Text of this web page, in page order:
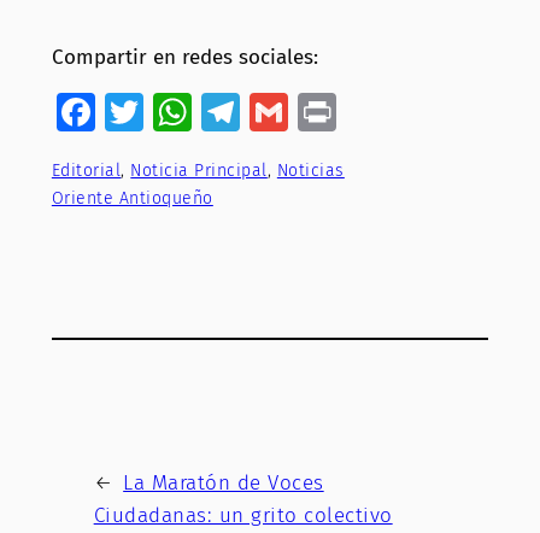
Compartir en redes sociales:
Facebook
Twitter
WhatsApp
Telegram
GmailPrint
Editorial, Noticia Principal, Noticias
Oriente Antioqueño
← La Maratón de Voces
Ciudadanas: un grito colectivo